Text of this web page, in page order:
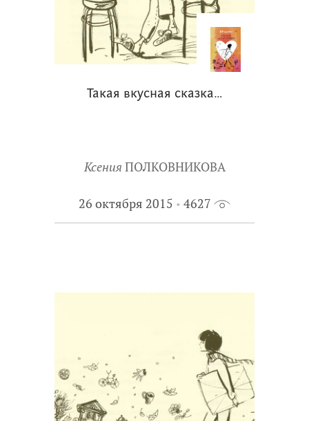
Такая вкусная сказка…
Ксения ПОЛКОВНИКОВА
26 октября 2015 4627